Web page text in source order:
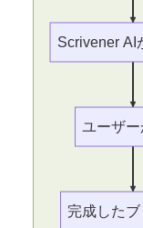
Scrivener AI
ユーザ
完成した